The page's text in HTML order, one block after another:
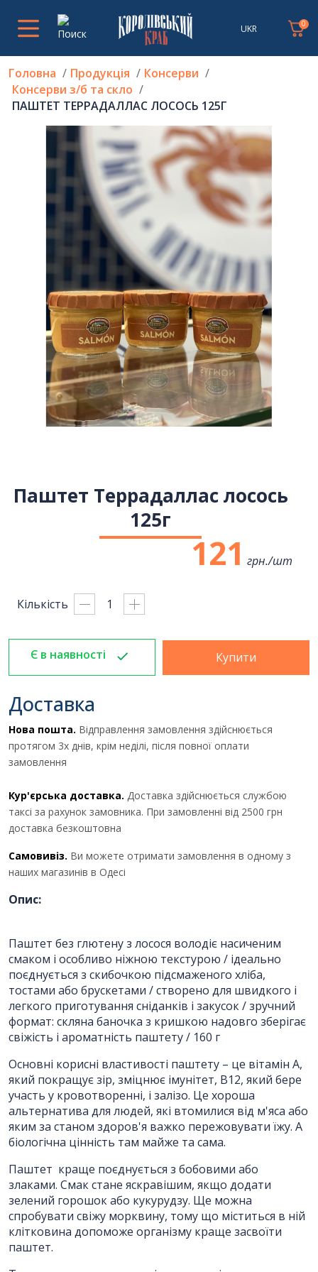
UKR 0
Головна Продукція
Консерви
Консерви з/б та скло
ПАШТЕТ ТЕРРАДАЛЛАС ЛОСОСЬ 125Г
Паштет Террадаллас лосось
125г
121 грн./шт
Кількість
Є в наявності Купити
Доставка
Нова пошта. Відправлення замовлення здійснюється
протягом 3х днів, крім неділі, після повної оплати
замовлення
Кур'єрська доставка. Доставка здійснюється службою
таксі за рахунок замовника. При замовленні від 2500 грн
доставка безкоштовна
Самовивіз. Ви можете отримати замовлення в одному з
наших магазинів в Одесі
Опис:
Паштет без глютену з лосося володіє насиченим
смаком і особливо ніжною текстурою / ідеально
поєднується з скибочкою підсмаженого хліба,
тостами або брускетами / створено для швидкого і
легкого приготування сніданків і закусок / зручний
формат: скляна баночка з кришкою надовго зберігає
свіжість і ароматність паштету / 160 г
Основні корисні властивості паштету – це вітамін А,
який покращує зір, зміцнює імунітет, В12, який бере
участь у кровотворенні, і залізо. Це хороша
альтернатива для людей, які втомилися від м'яса або
яким за станом здоров'я важко пережовувати їжу. А
біологічна цінність там майже та сама.
Паштет краще поєднується з бобовими або
злаками. Смак стане яскравішим, якщо додати
зелений горошок або кукурудзу. Ще можна
спробувати свіжу морквину, тому що міститься в ній
клітковина допоможе організму краще засвоїти
паштет.
Отримати комерційну
ПІБ*:
Ім'я повинно бути від 3 до 25
символів!
Email:
Номер телефону*:
Повідомлення*: